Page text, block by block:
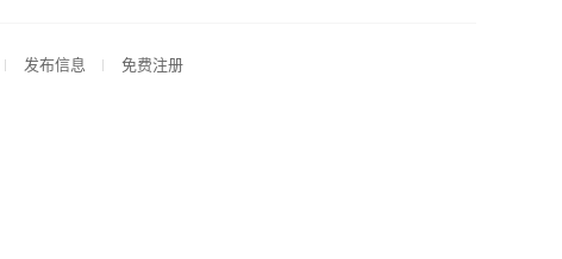
发布信息 免费注册